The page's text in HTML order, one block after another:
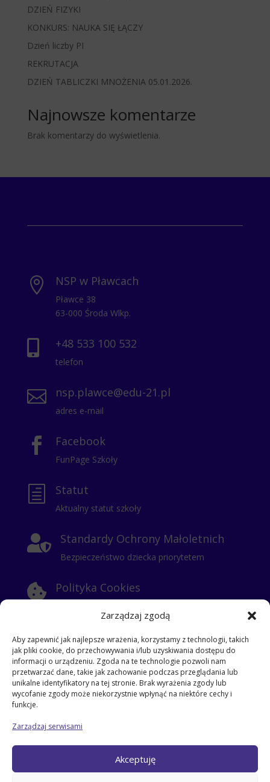
Zarządzaj zgodą
Aby zapewnić jak najlepsze wrażenia, korzystamy z technologii, takich
jak pliki cookie, do przechowywania i/lub uzyskiwania dostępu do
informacji o urządzeniu. Zgoda na te technologie pozwoli nam
przetwarzać dane, takie jak zachowanie podczas przeglądania lub
unikalne identyfikatory na tej stronie. Brak wyrażenia zgody lub
wycofanie zgody może niekorzystnie wpłynąć na niektóre cechy i
funkcje.
Zarządzaj serwisami
Akceptuję
DZIEŃ FIZYKI
KONKURS: NAUKA SIĘ ŁĄCZY
Dzień liczby PI
REKRUTACJA
DZIEŃ TABLICZKI MNOŻENIA 05.01.2026.
Najnowsze komentarze
Brak komentarzy do wyświetlenia.
 NSP w Pławcach
Pławce 38
63-000 Środa Wlkp.
 +48 533 100 532
telefon
 nsp.plawce@edu-21.pl
adres e-mail
 Facebook
FunPage Szkoły
h Statut
Aktualny statut szkoły
 Standardy Ochrony Małoletnich
Bezpieczeństwo dziecka priorytetem
 Polityka Cookies
 Polityka Prywatności
Klauzula Informacyjna
i RODO
klauzula dla gości
klauzula dla zatrudnionych na umowe zlecenie
klauzula – przyjęcie dziecka do szkoły
klauzula dla odbierających dzieci ze szkoły